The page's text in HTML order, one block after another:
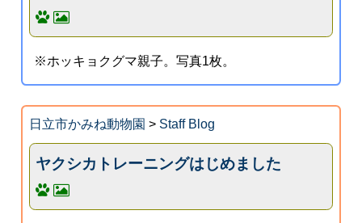
※ホッキョクグマ親子。写真1枚。
日立市かみね動物園 > Staff Blog
ヤクシカトレーニングはじめました